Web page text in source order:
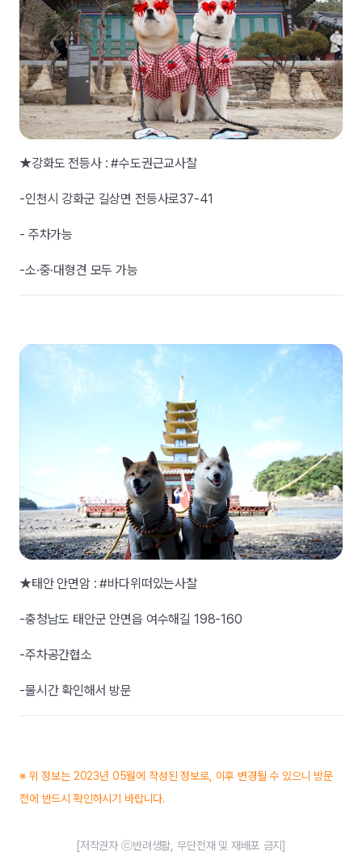
★강화도 전등사 : #수도권근교사찰
-인천시 강화군 길상면 전등사로37-41
- 주차가능
-소·중·대형견 모두 가능
★태안 안면암 : #바다위떠있는사찰
-충청남도 태안군 안면읍 여수해길 198-160
-주차공간협소
-물시간 확인해서 방문
※ 위 정보는 2023년 05월에 작성된 정보로, 이후 변경될 수 있으니 방문
전에 반드시 확인하시기 바랍니다.
[저작권자 ⓒ반려생활, 무단전재 및 재배포 금지]